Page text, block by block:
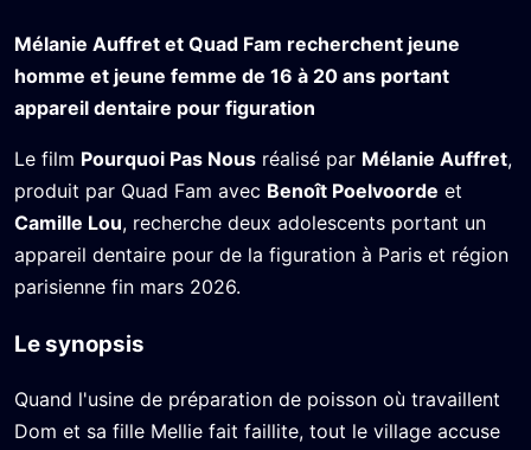
Mélanie Auffret et Quad Fam recherchent jeune
homme et jeune femme de 16 à 20 ans portant
appareil dentaire pour figuration
Le film Pourquoi Pas Nous réalisé par Mélanie Auffret,
produit par Quad Fam avec Benoît Poelvoorde et
Camille Lou, recherche deux adolescents portant un
appareil dentaire pour de la figuration à Paris et région
parisienne fin mars 2026.
Le synopsis
Quand l'usine de préparation de poisson où travaillent
Dom et sa fille Mellie fait faillite, tout le village accuse